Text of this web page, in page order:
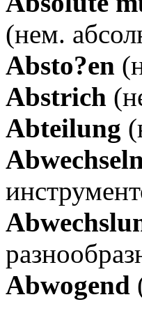
(нем.
Аbsto?en
Аbstrich
Аbteilung
Аbwogend